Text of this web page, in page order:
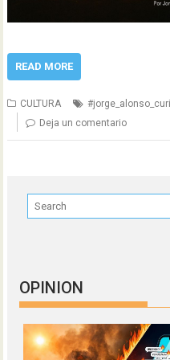
READ MORE
CULTURA
Deja un comentario
OPINION